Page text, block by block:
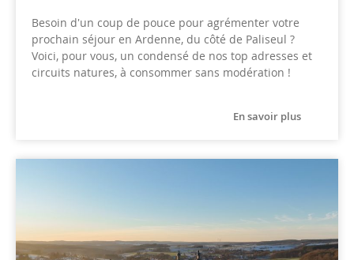
Besoin d'un coup de pouce pour agrémenter votre
prochain séjour en Ardenne, du côté de Paliseul ?
Voici, pour vous, un condensé de nos top adresses et
circuits natures, à consommer sans modération !
En savoir plus